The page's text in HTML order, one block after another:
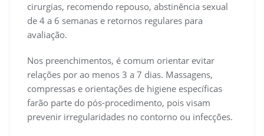
cirurgias, recomendo repouso, abstinência sexual
de 4 a 6 semanas e retornos regulares para
avaliação.
Nos preenchimentos, é comum orientar evitar
relações por ao menos 3 a 7 dias. Massagens,
compressas e orientações de higiene específicas
farão parte do pós-procedimento, pois visam
prevenir irregularidades no contorno ou infecções.